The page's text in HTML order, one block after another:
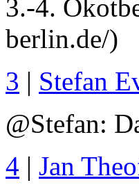
3.-4.
berlin.de/)
3 | Stefan
@Stefan:
4 | Jan